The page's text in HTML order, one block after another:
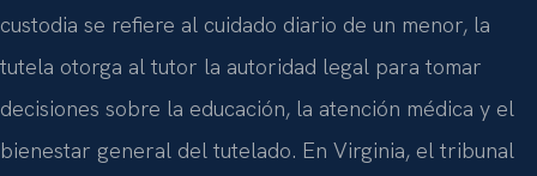
custodia se refiere al cuidado diario de un menor, la
tutela otorga al tutor la autoridad legal para tomar
decisiones sobre la educación, la atención médica y el
bienestar general del tutelado. En Virginia, el tribunal